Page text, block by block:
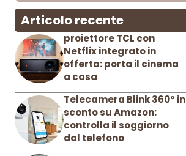
Articolo recente
proiettore TCL con
Netflix integrato in
offerta: porta il cinema
a casa
Telecamera Blink 360° in
sconto su Amazon:
controlla il soggiorno
dal telefono